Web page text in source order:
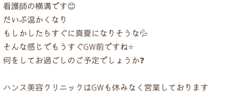
初めての方へ
ドクター紹介
看護師の横溝です😊
だいぶ温かくなり
もしかしたらすぐに真夏になりそうな💦
そんな感じでもうすぐGW前ですね⭐
何をしてお過ごしのご予定でしょうか❓
ハンス美容クリニックはGWも休みなく営業しております